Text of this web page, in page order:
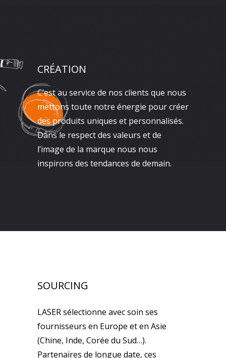
CRÉATION
C’est au service de nos clients que nous
mettons toute notre énergie pour créer
des produits uniques et personnalisés.
Dans le respect des valeurs et de
l’image de la marque nous nous
inspirons des tendances de demain.
SOURCING
LASER sélectionne avec soin ses
fournisseurs en Europe et en Asie
(Chine, Inde, Corée du Sud…).
Partenaires de longue date, ces